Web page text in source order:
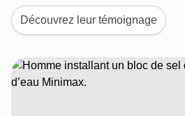
Découvrez leur témoignage